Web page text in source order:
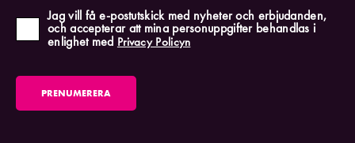
Jag vill få e-postutskick med nyheter och erbjudanden,
och accepterar att mina personuppgifter behandlas i
enlighet med Privacy Policyn
PRENUMERERA